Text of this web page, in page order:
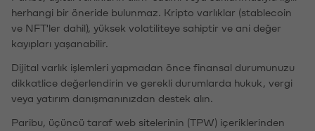
herhangi bir öneride bulunmaz. Kripto varlıklar (stablecoin
ve NFT'ler dahil), yüksek volatiliteye sahiptir ve ani değer
kayıpları yaşanabilir.
Dijital varlık işlemleri yapmadan önce finansal durumunuzu
dikkatlice değerlendirin ve gerekli durumlarda hukuk, vergi
veya yatırım danışmanınızdan destek alın.
Paribu, üçüncü taraf web sitelerinin (TPW) içeriklerinden